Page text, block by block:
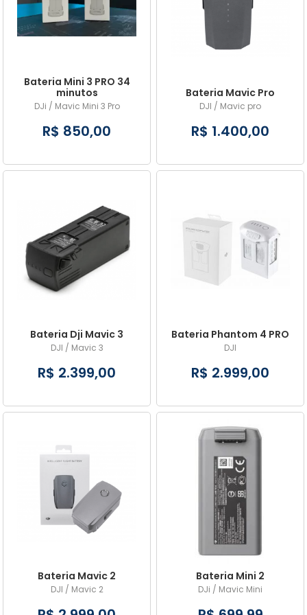
A - Z
Bateria Mini 3 PRO 34
minutos
DJi / Mavic Mini 3 Pro
R$ 850,00
Bateria Mavic Pro
DJI / Mavic pro
R$ 1.400,00
Bateria Dji Mavic 3
DJI / Mavic 3
R$ 2.399,00
Bateria Phantom 4 PRO
DJI
R$ 2.999,00
Bateria Mavic 2
DJI / Mavic 2
Bateria Mini 2
DJi / Mavic Mini